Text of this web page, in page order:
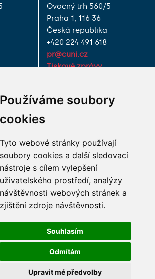
Používáme soubory
cookies
Tyto webové stránky používají
soubory cookies a další sledovací
nástroje s cílem vylepšení
uživatelského prostředí, analýzy
návštěvnosti webových stránek a
zjištění zdroje návštěvnosti.
Souhlasím
Odmítám
Upravit mé předvolby
Ovocný trh 560/5
Praha 1, 116 36
Česká republika
+420 224 491 618
pr@cuni.cz
Tiskové zprávy
kontakty
JAK K NÁM?
Nastavení cookie Mapa webu